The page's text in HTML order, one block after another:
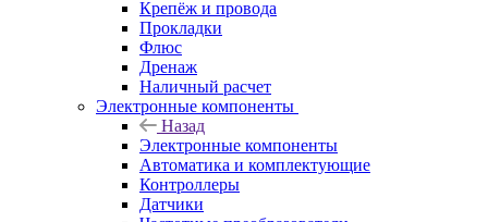
Крепёж и провода
Прокладки
Флюс
Дренаж
Наличный расчет
Электронные компоненты
Назад
Электронные компоненты
Автоматика и комплектующие
Контроллеры
Датчики